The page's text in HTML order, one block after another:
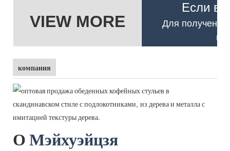
VIEW MORE
Если вы
Для
компания
ОМэйхуэйцзя